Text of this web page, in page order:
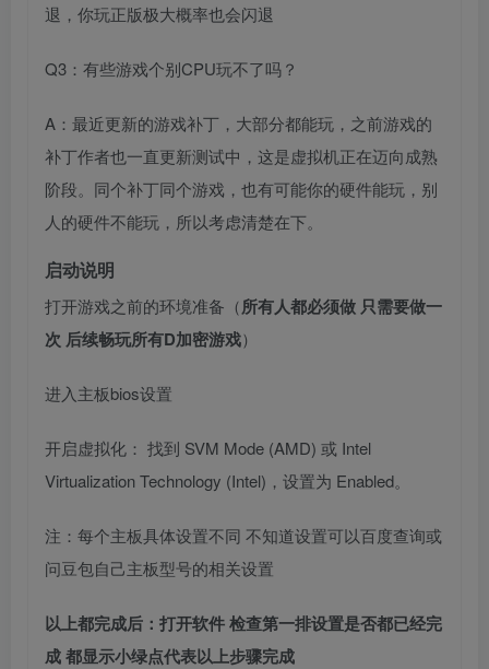
退，你玩正版极大概率也会闪退
Q3：有些游戏个别CPU玩不了吗？
A：最近更新的游戏补丁，大部分都能玩，之前游戏的
补丁作者也一直更新测试中，这是虚拟机正在迈向成熟
阶段。同个补丁同个游戏，也有可能你的硬件能玩，别
人的硬件不能玩，所以考虑清楚在下。
启动说明
打开游戏之前的环境准备（所有人都必须做 只需要做一
次 后续畅玩所有D加密游戏）
进入主板bios设置
开启虚拟化： 找到 SVM Mode (AMD) 或 Intel
Virtualization Technology (Intel)，设置为 Enabled。
注：每个主板具体设置不同 不知道设置可以百度查询或
问豆包自己主板型号的相关设置
以上都完成后：打开软件 检查第一排设置是否都已经完
成 都显示小绿点代表以上步骤完成